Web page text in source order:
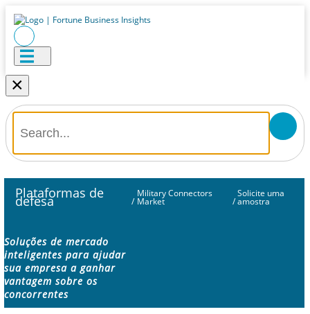
×
Plataformas de
defesa /
Military Connectors
Market /
Solicite uma
amostra
Soluções de mercado
inteligentes para ajudar
sua empresa a ganhar
vantagem sobre os
concorrentes